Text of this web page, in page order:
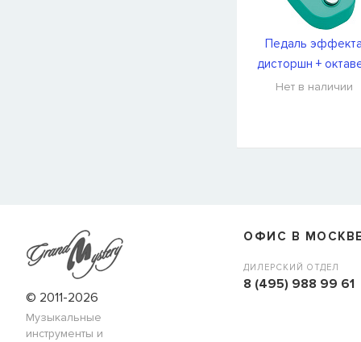
Педаль
дисторшн +
Danelectro DJ13
Нет в наличии
наличии, но вы можете оставить заявку и мы сообщим
когда товар можно будет купить.
Имя
E-mail
© 2011-2026
Музыкальные
инструменты и
ОФИС В
ДИЛЕРСКИЙ ОТДЕЛ
8 (495) 988 99 61